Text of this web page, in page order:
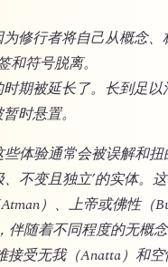
修行者将自己从概念、
符号脱离。
期被延长了。长到足以
时悬置。
体验通常会被误解和
不变且独立’的实体。
）、上帝或佛性（
随着不同程度的无概念
接受无我（Anatta）和